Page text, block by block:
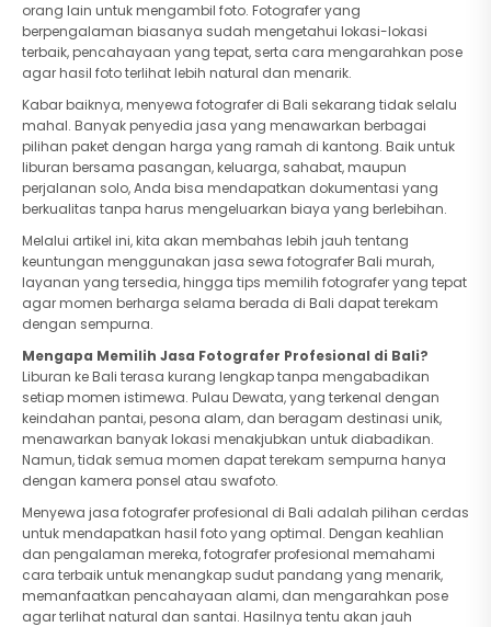
orang lain untuk mengambil foto. Fotografer yang
berpengalaman biasanya sudah mengetahui lokasi-lokasi
terbaik, pencahayaan yang tepat, serta cara mengarahkan pose
agar hasil foto terlihat lebih natural dan menarik.
Kabar baiknya, menyewa fotografer di Bali sekarang tidak selalu
mahal. Banyak penyedia jasa yang menawarkan berbagai
pilihan paket dengan harga yang ramah di kantong. Baik untuk
liburan bersama pasangan, keluarga, sahabat, maupun
perjalanan solo, Anda bisa mendapatkan dokumentasi yang
berkualitas tanpa harus mengeluarkan biaya yang berlebihan.
Melalui artikel ini, kita akan membahas lebih jauh tentang
keuntungan menggunakan jasa sewa fotografer Bali murah,
layanan yang tersedia, hingga tips memilih fotografer yang tepat
agar momen berharga selama berada di Bali dapat terekam
dengan sempurna.
Mengapa Memilih Jasa Fotografer Profesional di Bali?
Liburan ke Bali terasa kurang lengkap tanpa mengabadikan
setiap momen istimewa. Pulau Dewata, yang terkenal dengan
keindahan pantai, pesona alam, dan beragam destinasi unik,
menawarkan banyak lokasi menakjubkan untuk diabadikan.
Namun, tidak semua momen dapat terekam sempurna hanya
dengan kamera ponsel atau swafoto.
Menyewa jasa fotografer profesional di Bali adalah pilihan cerdas
untuk mendapatkan hasil foto yang optimal. Dengan keahlian
dan pengalaman mereka, fotografer profesional memahami
cara terbaik untuk menangkap sudut pandang yang menarik,
memanfaatkan pencahayaan alami, dan mengarahkan pose
agar terlihat natural dan santai. Hasilnya tentu akan jauh